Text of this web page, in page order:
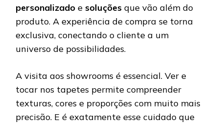
personalizado e soluções que vão além do
produto. A experiência de compra se torna
exclusiva, conectando o cliente a um
universo de possibilidades.
A visita aos showrooms é essencial. Ver e
tocar nos tapetes permite compreender
texturas, cores e proporções com muito mais
precisão. E é exatamente esse cuidado que